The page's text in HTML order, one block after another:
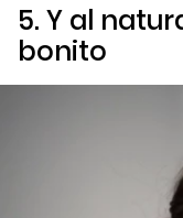
5. Y al
bonito